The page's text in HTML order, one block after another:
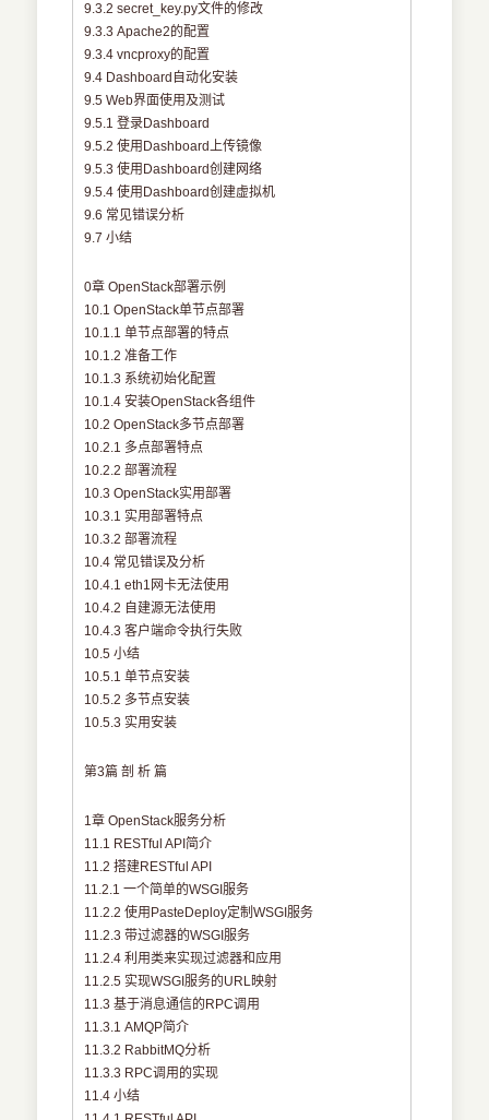
9.3.2 secret_key.py文件的修改
9.3.3 Apache2的配置
9.3.4 vncproxy的配置
9.4 Dashboard自动化安装
9.5 Web界面使用及测试
9.5.1 登录Dashboard
9.5.2 使用Dashboard上传镜像
9.5.3 使用Dashboard创建网络
9.5.4 使用Dashboard创建虚拟机
9.6 常见错误分析
9.7 小结
0章 OpenStack部署示例
10.1 OpenStack单节点部署
10.1.1 单节点部署的特点
10.1.2 准备工作
10.1.3 系统初始化配置
10.1.4 安装OpenStack各组件
10.2 OpenStack多节点部署
10.2.1 多点部署特点
10.2.2 部署流程
10.3 OpenStack实用部署
10.3.1 实用部署特点
10.3.2 部署流程
10.4 常见错误及分析
10.4.1 eth1网卡无法使用
10.4.2 自建源无法使用
10.4.3 客户端命令执行失败
10.5 小结
10.5.1 单节点安装
10.5.2 多节点安装
10.5.3 实用安装
第3篇 剖 析 篇
1章 OpenStack服务分析
11.1 RESTful API简介
11.2 搭建RESTful API
11.2.1 一个简单的WSGI服务
11.2.2 使用PasteDeploy定制WSGI服务
11.2.3 带过滤器的WSGI服务
11.2.4 利用类来实现过滤器和应用
11.2.5 实现WSGI服务的URL映射
11.3 基于消息通信的RPC调用
11.3.1 AMQP简介
11.3.2 RabbitMQ分析
11.3.3 RPC调用的实现
11.4 小结